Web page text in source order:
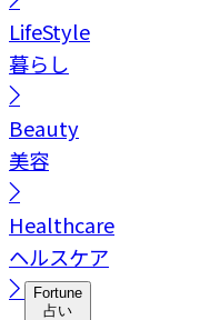
LifeStyle
暮らし
Beauty
美容
Healthcare
ヘルスケア
Fortune
占い